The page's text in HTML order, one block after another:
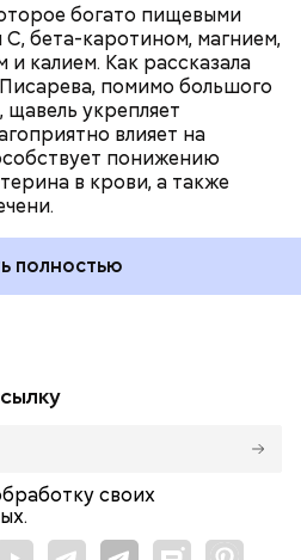
богато пищевыми
бета-каротином, магнием,
калием. Как рассказала
помимо большого
щавель укрепляет
влияет на
понижению
в крови, а также
полностью
своих